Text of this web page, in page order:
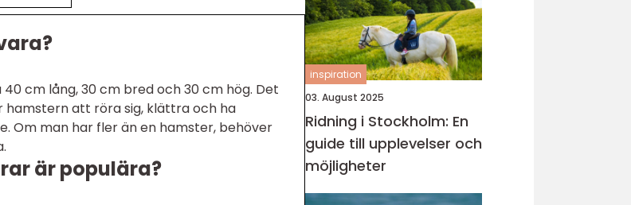
cm lång, 30 cm bred och 30 cm hög. Det
att röra sig, klättra och ha
Om man har fler än en hamster, behöver
är populära?
inspiration
03. August 2025
Ridning i Stockholm: En
guide till upplevelser och
möjligheter